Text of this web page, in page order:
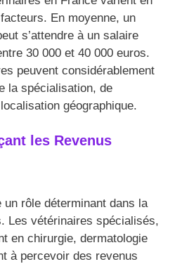
En moyenne, un
s’attendre à un salaire
30 000 et 40 000 euros.
peuvent considérablement
la spécialisation, de
géographique.
les Revenus
un rôle déterminant dans la
Les vétérinaires spécialisés,
en chirurgie, dermatologie
à percevoir des revenus